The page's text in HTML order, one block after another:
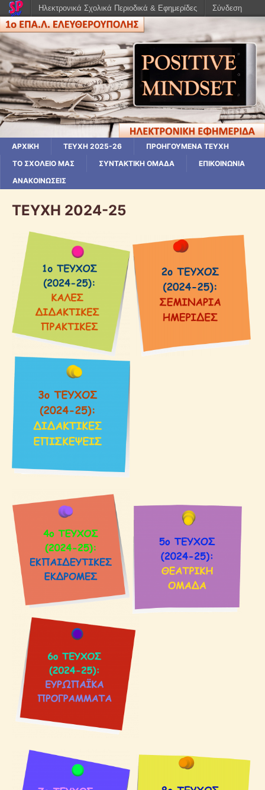
ΑΡΧΙΚΗ ΤΕΥΧΗ 2025-26
ΠΡΟΗΓΟΥΜΕΝΑ ΤΕΥΧΗ
ΤΟ ΣΧΟΛΕΙΟ ΜΑΣ
ΣΥΝΤΑΚΤΙΚΗ ΟΜΑΔΑ
ΕΠΙΚΟΙΝΩΝΙΑ
ΑΝΑΚΟΙΝΩΣΕΙΣ
ΤΕΥΧΗ 2024-25
Ηλεκτρονικά Σχολικά Περιοδικά & Εφημερίδες Σύνδεση